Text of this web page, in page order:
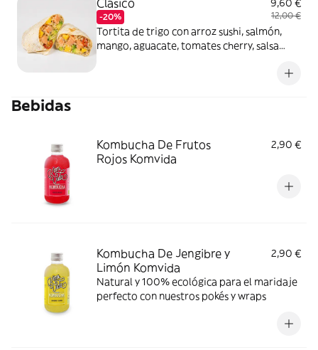
Clásico
-20%
9,60 €
12,00 €
Tortita de trigo con arroz sushi, salmón,
mango, aguacate, tomates cherry, salsa
Bebidas
Kombucha De Frutos
Rojos Komvida
2,90 €
Kombucha De Jengibre y
Limón Komvida
2,90 €
Natural y 100% ecológica para el maridaje
perfecto con nuestros pokés y wraps